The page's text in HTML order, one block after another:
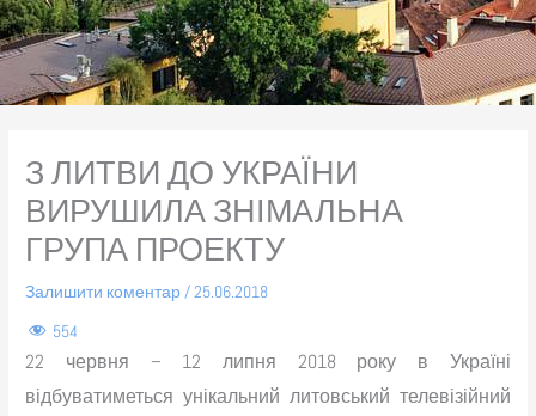
З ЛИТВИ ДО УКРАЇНИ
ВИРУШИЛА ЗНІМАЛЬНА
ГРУПА ПРОЕКТУ
Залишити коментар/25.06.2018
554
22 червня – 12 липня 2018 року в Україні
відбуватиметься унікальний литовський телевізійний